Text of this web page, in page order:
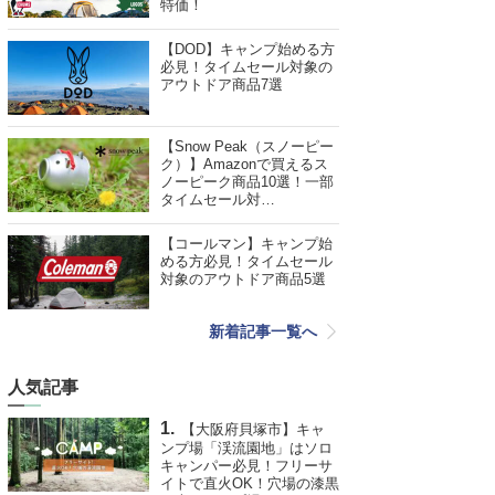
特価！
【DOD】キャンプ始める方
必見！タイムセール対象の
アウトドア商品7選
【Snow Peak（スノーピー
ク）】Amazonで買えるス
ノーピーク商品10選！一部
タイムセール対…
【コールマン】キャンプ始
める方必見！タイムセール
対象のアウトドア商品5選
新着記事一覧へ
人気記事
【大阪府貝塚市】キャ
ンプ場「渓流園地」はソロ
キャンパー必見！フリーサ
イトで直火OK！穴場の漆黒